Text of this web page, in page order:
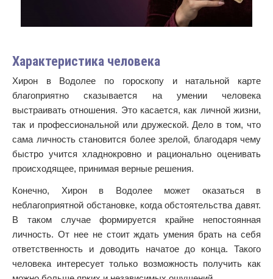
Характеристика человека
Хирон в Водолее по гороскопу и натальной карте
благоприятно сказывается на умении человека
выстраивать отношения. Это касается, как личной жизни,
так и профессиональной или дружеской. Дело в том, что
сама личность становится более зрелой, благодаря чему
быстро учится хладнокровно и рационально оценивать
происходящее, принимая верные решения.
Конечно, Хирон в Водолее может оказаться в
неблагоприятной обстановке, когда обстоятельства давят.
В таком случае формируется крайне непостоянная
личность. От нее не стоит ждать умения брать на себя
ответственность и доводить начатое до конца. Такого
человека интересует только возможность получить как